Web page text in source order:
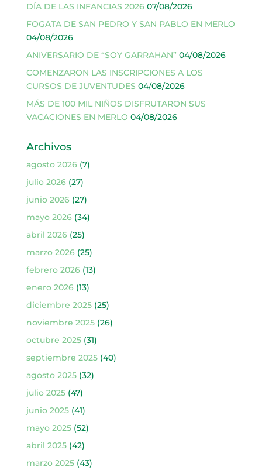
DÍA DE LAS INFANCIAS 2026 07/08/2026
FOGATA DE SAN PEDRO Y SAN PABLO EN MERLO
04/08/2026
ANIVERSARIO DE “SOY GARRAHAN” 04/08/2026
COMENZARON LAS INSCRIPCIONES A LOS
CURSOS DE JUVENTUDES 04/08/2026
MÁS DE 100 MIL NIÑOS DISFRUTARON SUS
VACACIONES EN MERLO 04/08/2026
Archivos
agosto 2026(7)
julio 2026(27)
junio 2026(27)
mayo 2026(34)
abril 2026(25)
marzo 2026(25)
febrero 2026(13)
enero 2026(13)
diciembre 2025(25)
noviembre 2025(26)
octubre 2025(31)
septiembre 2025(40)
agosto 2025(32)
julio 2025(47)
junio 2025(41)
mayo 2025(52)
abril 2025(42)
marzo 2025(43)